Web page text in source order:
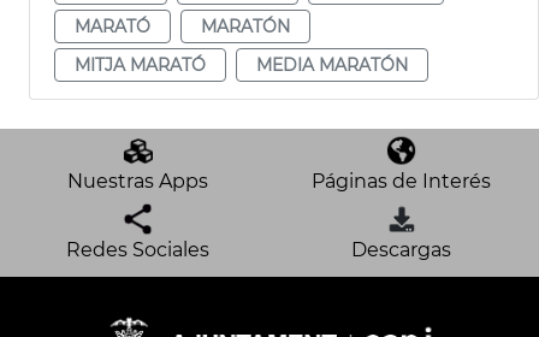
MARATÓ
MARATÓN
MITJA MARATÓ
MEDIA MARATÓN
Nuestras Apps Páginas de Interés
Redes Sociales Descargas